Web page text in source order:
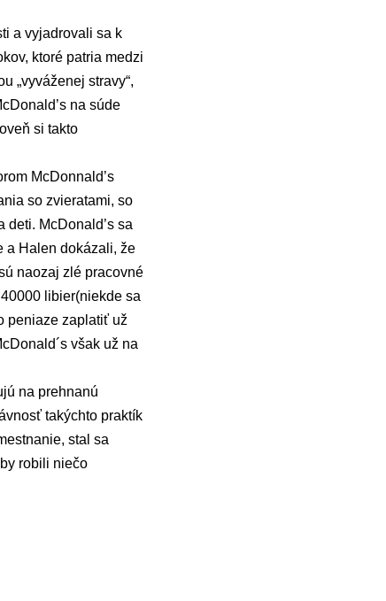
a vyjadrovali sa k
ktoré patria medzi
„vyváženej stravy“,
na súde
si takto
McDonnald’s
so zvieratami, so
McDonald’s sa
a Halen dokázali, že
naozaj zlé pracovné
libier(niekde sa
peniaze zaplatiť už
však už na
na prehnanú
takýchto praktík
stal sa
robili niečo